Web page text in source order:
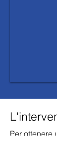
Per ottenere